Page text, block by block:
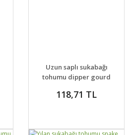
DETAYLAR SEPETE EKLE
Uzun saplı sukabağı
tohumu dipper gourd
118,71 TL